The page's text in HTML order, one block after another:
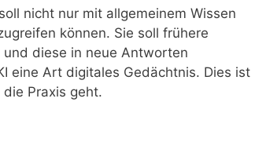
nicht nur mit allgemeinem Wissen
können. Sie soll frühere
diese in neue Antworten
eine Art digitales Gedächtnis. Dies ist
Praxis geht.